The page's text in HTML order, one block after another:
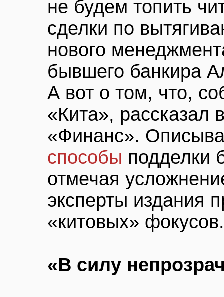
не будем топить
сделки по
нового
бывшего банкира
А вот о том, что,
«Кита», рассказал
«Финанс».
способы подделки
отмечая
эксперты издания
«китовых» фокусов.
«В силу